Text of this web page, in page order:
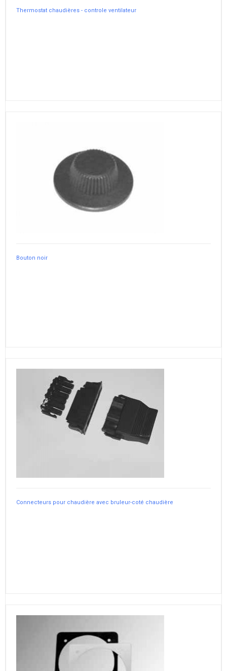
Thermostat chaudières - controle ventilateur
Bouton noir
Connecteurs pour chaudière avec bruleur-coté chaudière